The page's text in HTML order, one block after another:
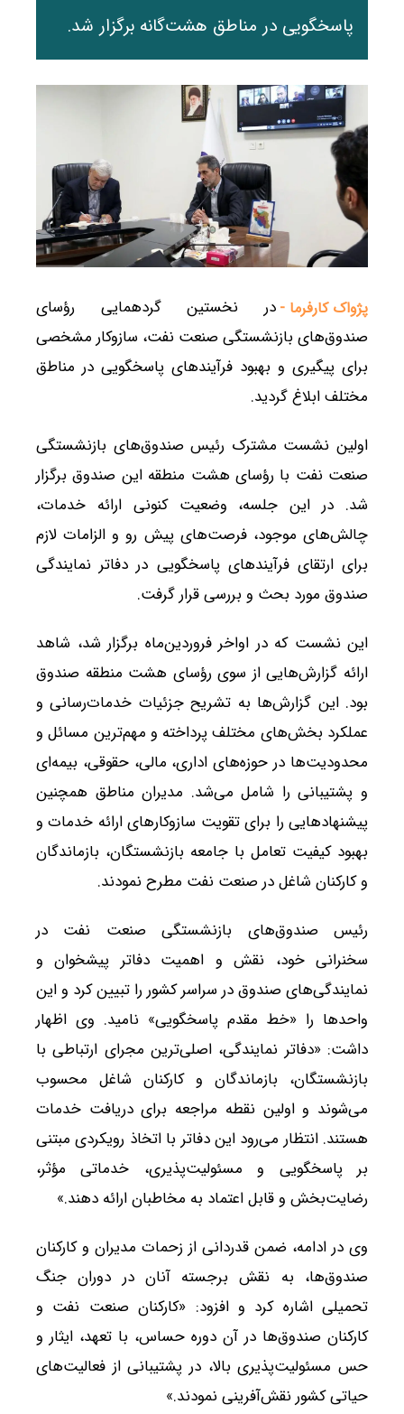
پاسخگویی در مناطق هشت‌گانه برگزار شد.
پژواک کارفرما - در نخستین گردهمایی رؤسای
صندوق‌های بازنشستگی صنعت نفت، سازوکار مشخصی
برای پیگیری و بهبود فرآیندهای پاسخگویی در مناطق
مختلف ابلاغ گردید.
اولین نشست مشترک رئیس صندوق‌های بازنشستگی
صنعت نفت با رؤسای هشت منطقه این صندوق برگزار
شد. در این جلسه، وضعیت کنونی ارائه خدمات،
چالش‌های موجود، فرصت‌های پیش رو و الزامات لازم
برای ارتقای فرآیندهای پاسخگویی در دفاتر نمایندگی
صندوق مورد بحث و بررسی قرار گرفت.
این نشست که در اواخر فروردین‌ماه برگزار شد، شاهد
ارائه گزارش‌هایی از سوی رؤسای هشت منطقه صندوق
بود. این گزارش‌ها به تشریح جزئیات خدمات‌رسانی و
عملکرد بخش‌های مختلف پرداخته و مهم‌ترین مسائل و
محدودیت‌ها در حوزه‌های اداری، مالی، حقوقی، بیمه‌ای
و پشتیبانی را شامل می‌شد. مدیران مناطق همچنین
پیشنهادهایی را برای تقویت سازوکارهای ارائه خدمات و
بهبود کیفیت تعامل با جامعه بازنشستگان، بازماندگان
و کارکنان شاغل در صنعت نفت مطرح نمودند.
رئیس صندوق‌های بازنشستگی صنعت نفت در
سخنرانی خود، نقش و اهمیت دفاتر پیشخوان و
نمایندگی‌های صندوق در سراسر کشور را تبیین کرد و این
واحدها را «خط مقدم پاسخگویی» نامید. وی اظهار
داشت: «دفاتر نمایندگی، اصلی‌ترین مجرای ارتباطی با
بازنشستگان، بازماندگان و کارکنان شاغل محسوب
می‌شوند و اولین نقطه مراجعه برای دریافت خدمات
هستند. انتظار می‌رود این دفاتر با اتخاذ رویکردی مبتنی
بر پاسخگویی و مسئولیت‌پذیری، خدماتی مؤثر،
رضایت‌بخش و قابل اعتماد به مخاطبان ارائه دهند.»
وی در ادامه، ضمن قدردانی از زحمات مدیران و کارکنان
صندوق‌ها، به نقش برجسته آنان در دوران جنگ
تحمیلی اشاره کرد و افزود: «کارکنان صنعت نفت و
کارکنان صندوق‌ها در آن دوره حساس، با تعهد، ایثار و
حس مسئولیت‌پذیری بالا، در پشتیبانی از فعالیت‌های
حیاتی کشور نقش‌آفرینی نمودند.»